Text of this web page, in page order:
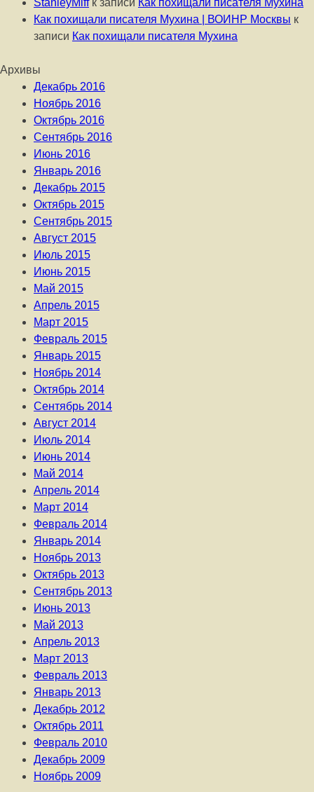
StanleyMiffк записи Как похищали писателя Мухина
Как похищали писателя Мухина | ВОИНР Москвы к
записи Как похищали писателя Мухина
Архивы
Декабрь 2016
Ноябрь 2016
Октябрь 2016
Сентябрь 2016
Июнь 2016
Январь 2016
Декабрь 2015
Октябрь 2015
Сентябрь 2015
Август 2015
Июль 2015
Июнь 2015
Май 2015
Апрель 2015
Март 2015
Февраль 2015
Январь 2015
Ноябрь 2014
Октябрь 2014
Сентябрь 2014
Август 2014
Июль 2014
Июнь 2014
Май 2014
Апрель 2014
Март 2014
Февраль 2014
Январь 2014
Ноябрь 2013
Октябрь 2013
Сентябрь 2013
Июнь 2013
Май 2013
Апрель 2013
Март 2013
Февраль 2013
Январь 2013
Декабрь 2012
Октябрь 2011
Февраль 2010
Декабрь 2009
Ноябрь 2009